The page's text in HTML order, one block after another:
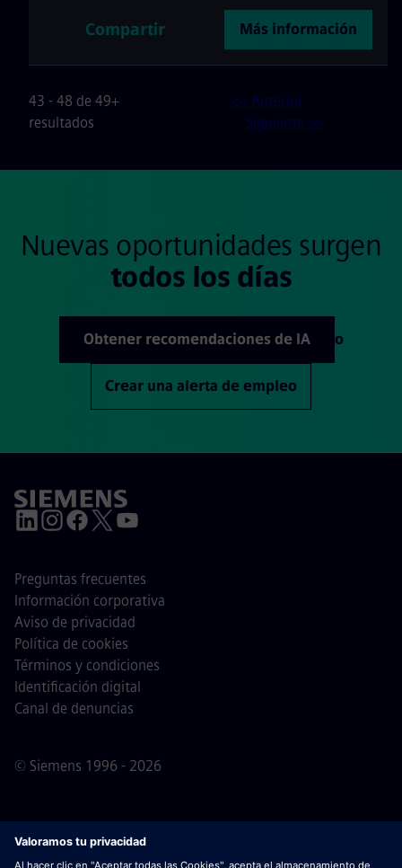
Compartir Más información
43 - 48 de 49+
resultados
<< Anterior
Siguiente >>
Nuevas oportunidades surgen
todos los días
Obtener recomendaciones de IA o
Crear una alerta de empleo
© Siemens 1996 - 2026
Preguntas frecuentes
Información corporativa
Aviso de privacidad
Política de cookies
Términos y condiciones
Identificación digital
Canal de denuncias
Nota importantePara todas las personas que quieran
unirse a nosotros, por favor, es importante tener en cuenta